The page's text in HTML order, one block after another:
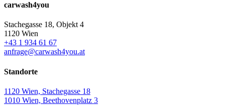
carwash4you
Sta­che­gas­se 18, Objekt 4
1120 Wien
+43 1 934 61 67
anfrage@carwash4you.at
Standorte
1120 Wien, Sta­che­gas­se 18
1010 Wien, Beet­ho­ven­platz 3